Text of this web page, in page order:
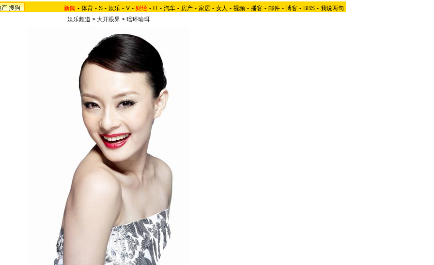
产 搜狗 新闻 - 体育 - S - 娱乐 - V - 财经 - IT - 汽车 - 房产 - 家居 - 女人 - 视频 - 播客 - 邮件 - 博客 - BBS - 我说两句
娱乐频道 > 大开眼界 > 瑶环瑜珥